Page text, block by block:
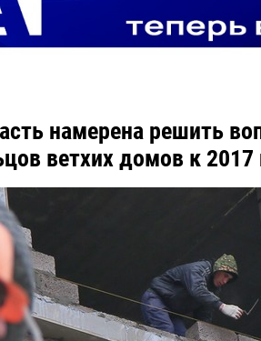
намерена решить
ветхих домов к 2017